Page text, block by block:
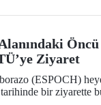
Öncü
Ziyaret
(ESPOCH)
bir ziyarette